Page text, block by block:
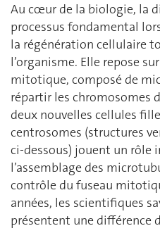
Au cœur de la biologie, la
processus fondamental
la régénération cellulaire
l’organisme. Elle repose
mitotique, composé de
répartir les chromosomes
deux nouvelles cellules
centrosomes (structures
ci-dessous) jouent un rôle
l’assemblage des
contrôle du fuseau
années, les scientifiques
présentent une différence